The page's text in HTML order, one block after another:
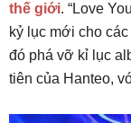
thế giới. “Love
kỷ lục mới cho
đó phá vỡ kỉ lục
tiên của Hanteo,